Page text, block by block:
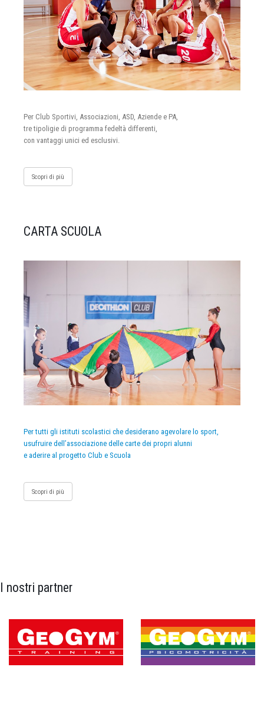
Per Club Sportivi, Associazioni, ASD, Aziende e PA,
tre tipoligie di programma fedeltà differenti,
con vantaggi unici ed esclusivi.
Scopri di più
CARTA SCUOLA
Per tutti gli istituti scolastici che desiderano agevolare lo sport,
usufruire dell’associazione delle carte dei propri alunni
e aderire al progetto Club e Scuola
Scopri di più
I nostri partner